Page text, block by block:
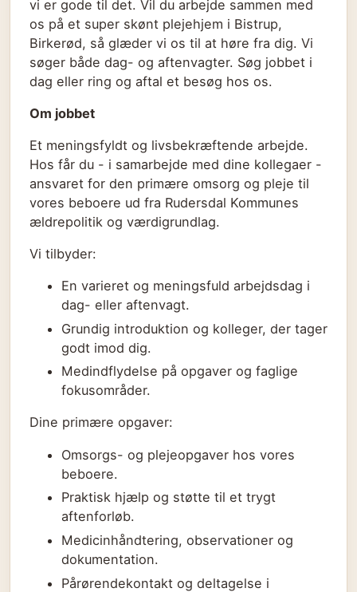
vi er gode til det. Vil du arbejde sammen med
os på et super skønt plejehjem i Bistrup,
Birkerød, så glæder vi os til at høre fra dig. Vi
søger både dag- og aftenvagter. Søg jobbet i
dag eller ring og aftal et besøg hos os.
Om jobbet
Et meningsfyldt og livsbekræftende arbejde.
Hos får du - i samarbejde med dine kollegaer -
ansvaret for den primære omsorg og pleje til
vores beboere ud fra Rudersdal Kommunes
ældrepolitik og værdigrundlag.
Vi tilbyder:
En varieret og meningsfuld arbejdsdag i
dag- eller aftenvagt.
Grundig introduktion og kolleger, der tager
godt imod dig.
Medindflydelse på opgaver og faglige
fokusområder.
Dine primære opgaver:
Omsorgs- og plejeopgaver hos vores
beboere.
Praktisk hjælp og støtte til et trygt
aftenforløb.
Medicinhåndtering, observationer og
dokumentation.
Pårørendekontakt og deltagelse i